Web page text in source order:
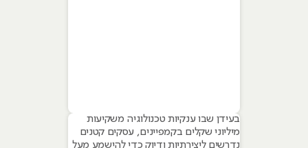
בעידן שבו ענקיות טכנולוגיה משקיעות
מיליוני שקלים בקמפיינים, עסקים קטנים
נדרשים ליצירתיות ודיוק כדי להישמע מעל